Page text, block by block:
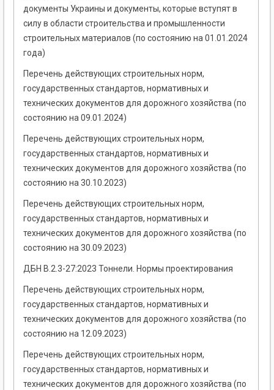
документы Украины и документы, которые вступят в
силу в области строительства и промышленности
строительных материалов (по состоянию на 01.01.2024
года)
Перечень действующих строительных норм,
государственных стандартов, нормативных и
технических документов для дорожного хозяйства (по
состоянию на 09.01.2024)
Перечень действующих строительных норм,
государственных стандартов, нормативных и
технических документов для дорожного хозяйства (по
состоянию на 30.10.2023)
Перечень действующих строительных норм,
государственных стандартов, нормативных и
технических документов для дорожного хозяйства (по
состоянию на 30.09.2023)
ДБН В.2.3-27:2023 Тоннели. Нормы проектирования
Перечень действующих строительных норм,
государственных стандартов, нормативных и
технических документов для дорожного хозяйства (по
состоянию на 12.09.2023)
Перечень действующих строительных норм,
государственных стандартов, нормативных и
технических документов для дорожного хозяйства (по